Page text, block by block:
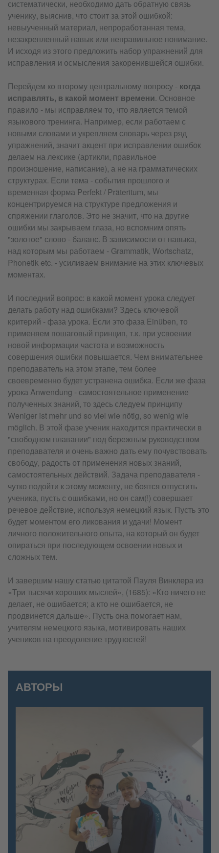
систематически, необходимо дать обратную связь
ученику, выяснив, что стоит за этой ошибкой:
невыученный материал, непроработанная тема,
незакрепленный навык или неправильное понимание.
И исходя из этого предложить набор упражнений для
исправления и осмысления закоренившейся ошибки.
Перейдем ко второму центральному вопросу - когда
исправлять, в какой момент времени. Основное
правило - мы исправляем то, что является темой
языкового тренинга. Например, если работаем с
новыми словами и укрепляем словарь через ряд
упражнений, значит акцент при исправлении ошибок
делаем на лексике (артикли, правильное
произношение, написание), а не на грамматических
структурах. Если тема - события прошлого и
временная форма Perfekt / Präteritum, мы
концентрируемся на структуре предложения и
спряжении глаголов. Это не значит, что на другие
ошибки мы закрываем глаза, но вспомним опять
"золотое" слово - баланс. В зависимости от навыка,
над которым мы работаем - Grammatik, Wortschatz,
Phonetik etc. - усиливаем внимание на этих ключевых
моментах.
И последний вопрос: в какой момент урока следует
делать работу над ошибками? Здесь ключевой
критерий - фаза урока. Если это фаза Einüben, то
применяем пошаговый принцип, т.к. при усвоении
новой информации частота и возможность
совершения ошибки повышается. Чем внимательнее
преподаватель на этом этапе, тем более
своевременно будет устранена ошибка. Если же фаза
урока Anwendung - самостоятельное применение
полученных знаний, то здесь следуем принципу
Weniger ist mehr und so viel wie nötig, so wenig wie
möglich. В этой фазе ученик находится практически в
"свободном плавании" под бережным руководством
преподавателя и очень важно дать ему почувствовать
свободу, радость от применения новых знаний,
самостоятельных действий. Задача преподавателя -
чутко подойти к этому моменту, не боятся отпустить
ученика, пусть с ошибками, но он сам(!) совершает
речевое действие, используя немецкий язык. Пусть это
будет моментом его ликования и удачи! Момент
личного положительного опыта, на который он будет
опираться при последующем освоении новых и
сложных тем.
И завершим нашу статью цитатой Пауля Винклера из
«Три тысячи хороших мыслей», (1685): «Кто ничего не
делает, не ошибается; а кто не ошибается, не
продвинется дальше». Пусть она помогает нам,
учителям немецкого языка, мотивировать наших
учеников на преодоление трудностей!
АВТОРЫ